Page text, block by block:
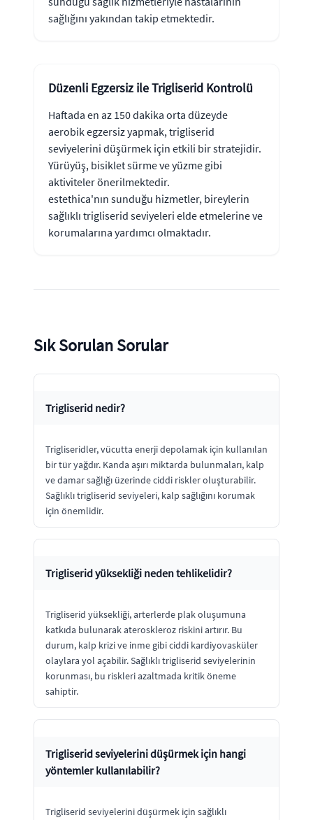
sağlığını yakından takip etmektedir.
Düzenli Egzersiz ile Trigliserid Kontrolü
Haftada en az 150 dakika orta düzeyde
aerobik egzersiz yapmak, trigliserid
seviyelerini düşürmek için etkili bir stratejidir.
Yürüyüş, bisiklet sürme ve yüzme gibi
aktiviteler önerilmektedir.
estethica'nın sunduğu hizmetler, bireylerin
sağlıklı trigliserid seviyeleri elde etmelerine ve
korumalarına yardımcı olmaktadır.
Sık Sorulan Sorular
Trigliserid nedir?
Trigliseridler, vücutta enerji depolamak için kullanılan
bir tür yağdır. Kanda aşırı miktarda bulunmaları, kalp
ve damar sağlığı üzerinde ciddi riskler oluşturabilir.
Sağlıklı trigliserid seviyeleri, kalp sağlığını korumak
için önemlidir.
Trigliserid yüksekliği neden tehlikelidir?
Trigliserid yüksekliği, arterlerde plak oluşumuna
katkıda bulunarak ateroskleroz riskini artırır. Bu
durum, kalp krizi ve inme gibi ciddi kardiyovasküler
olaylara yol açabilir. Sağlıklı trigliserid seviyelerinin
korunması, bu riskleri azaltmada kritik öneme
sahiptir.
Trigliserid seviyelerini düşürmek için hangi
yöntemler kullanılabilir?
Trigliserid seviyelerini düşürmek için sağlıklı